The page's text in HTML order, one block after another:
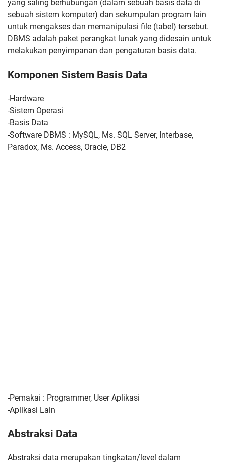
yang saling berhubungan (dalam sebuah basis data di
sebuah sistem komputer) dan sekumpulan program lain
untuk mengakses dan memanipulasi file (tabel) tersebut.
DBMS adalah paket perangkat lunak yang didesain untuk
melakukan penyimpanan dan pengaturan basis data.
Komponen Sistem Basis Data
-Hardware
-Sistem Operasi
-Basis Data
-Software DBMS : MySQL, Ms. SQL Server, Interbase,
Paradox, Ms. Access, Oracle, DB2
-Pemakai : Programmer, User Aplikasi
-Aplikasi Lain
Abstraksi Data
Abstraksi data merupakan tingkatan/level dalam